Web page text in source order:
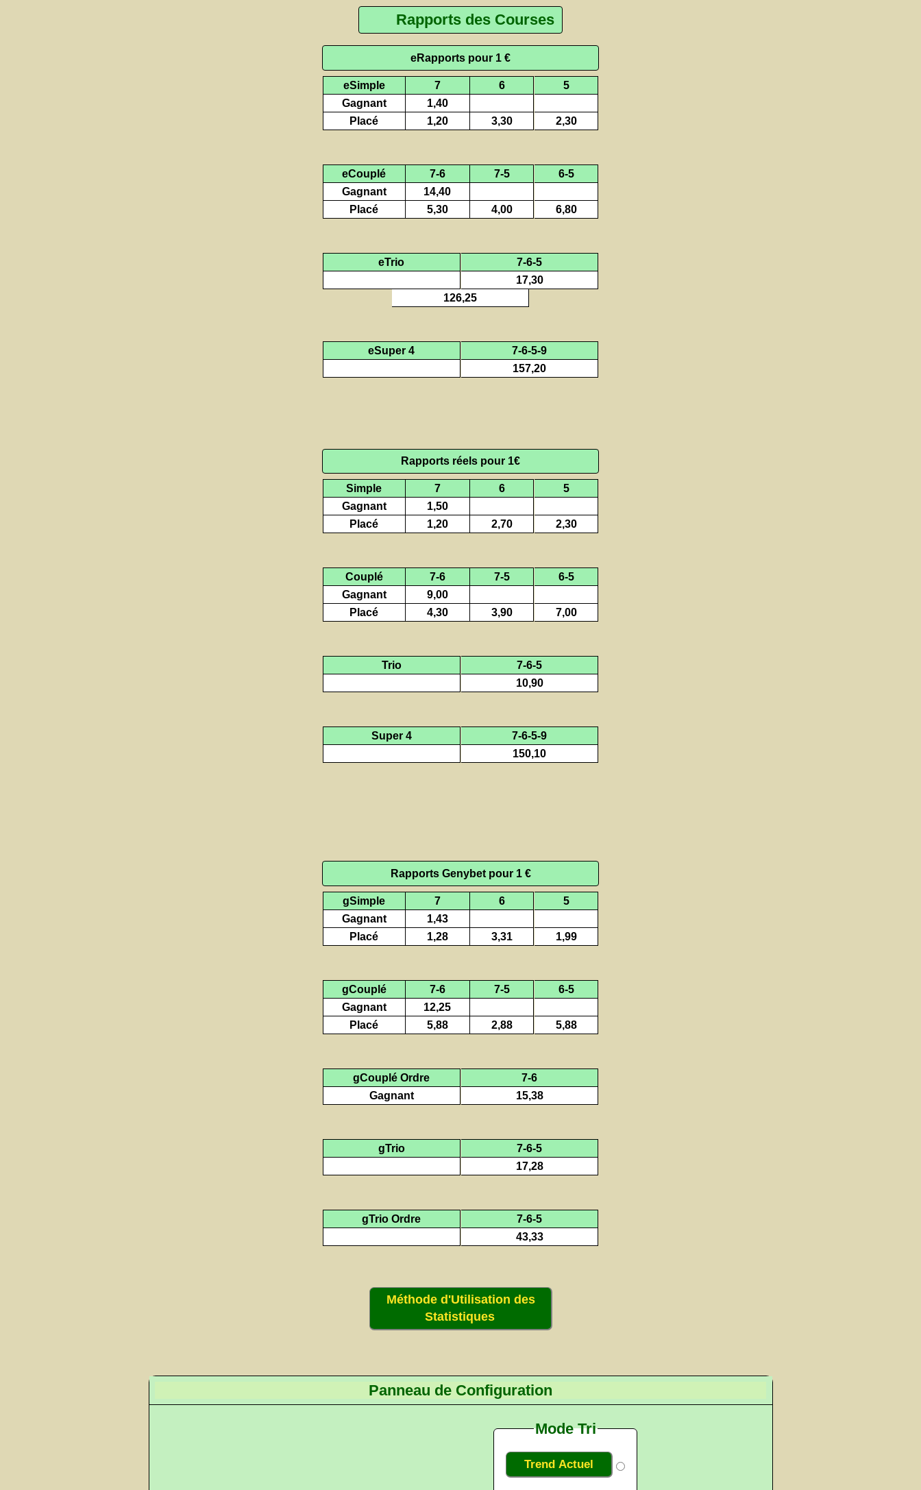
Rapports des Courses
eRapports pour 1 €
eSimple 7 6
5
Gagnant
1,40
Placé
1,20 3,30 2,30
eCouplé 7-6 7-5
6-5
Gagnant
14,40
Placé
5,30 4,00 6,80
eTrio
7-6-5
17,30
126,25
eSuper 4
7-6-5-9
157,20
Rapports réels pour 1€
Simple 7 6
5
Gagnant
1,50
Placé
1,20 2,70 2,30
Couplé 7-6 7-5
6-5
Gagnant
9,00
Placé
4,30 3,90 7,00
Trio
7-6-5
10,90
Super 4
7-6-5-9
150,10
Rapports Genybet pour 1 €
gSimple 7 6
5
Gagnant
1,43
Placé
1,28 3,31 1,99
gCouplé 7-6 7-5
6-5
Gagnant
12,25
Placé
5,88 2,88 5,88
gCouplé Ordre
7-6
Gagnant
15,38
gTrio
7-6-5
17,28
gTrio Ordre
7-6-5
43,33
Méthode d'Utilisation des
Statistiques
Panneau de Configuration
Mode Tri
Trend Actuel